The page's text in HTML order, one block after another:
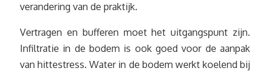
verandering van de praktijk.
Vertragen en bufferen moet het uitgangspunt zijn.
Infiltratie in de bodem is ook goed voor de aanpak
van hittestress. Water in de bodem werkt koelend bij